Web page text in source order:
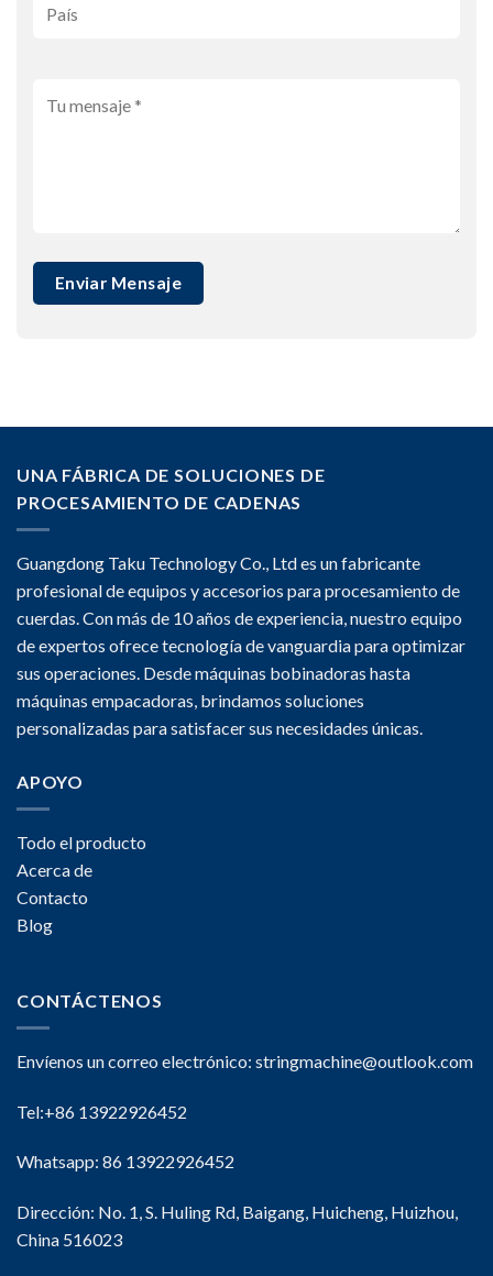
UNA FÁBRICA DE SOLUCIONES DE
PROCESAMIENTO DE CADENAS
Guangdong Taku Technology Co., Ltd es un fabricante
profesional de equipos y accesorios para procesamiento de
cuerdas. Con más de 10 años de experiencia, nuestro equipo
de expertos ofrece tecnología de vanguardia para optimizar
sus operaciones. Desde máquinas bobinadoras hasta
máquinas empacadoras, brindamos soluciones
personalizadas para satisfacer sus necesidades únicas.
APOYO
Todo el producto
Acerca de
Contacto
Blog
CONTÁCTENOS
Envíenos un correo electrónico: stringmachine@outlook.com
Tel:+86 13922926452
Whatsapp: 86 13922926452
Dirección: No. 1, S. Huling Rd, Baigang, Huicheng, Huizhou,
China 516023